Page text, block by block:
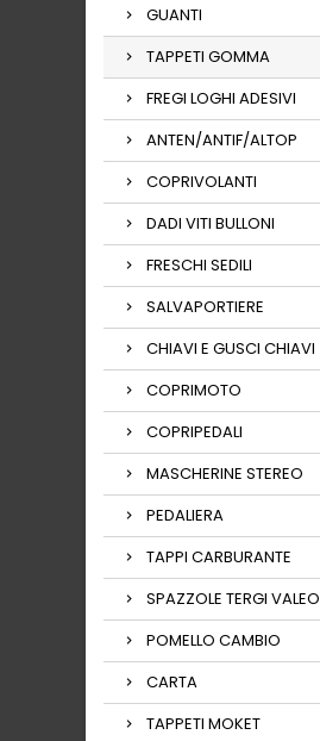
GUANTI
TAPPETI GOMMA
FREGI LOGHI ADESIVI
ANTEN/ANTIF/ALTOP
COPRIVOLANTI
DADI VITI BULLONI
FRESCHI SEDILI
SALVAPORTIERE
CHIAVI E GUSCI CHIAVI
COPRIMOTO
COPRIPEDALI
MASCHERINE STEREO
PEDALIERA
TAPPI CARBURANTE
SPAZZOLE TERGI VALEO
POMELLO CAMBIO
CARTA
TAPPETI MOKET